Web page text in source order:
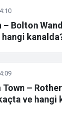
Bolton
–
ve hangi